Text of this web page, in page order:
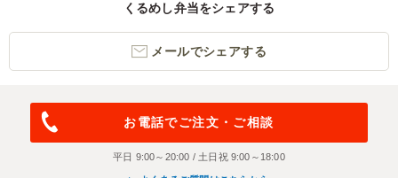
くるめし弁当をシェアする
メールでシェアする
お電話でご注文・ご相談
平日 9:00～20:00 / 土日祝 9:00～18:00